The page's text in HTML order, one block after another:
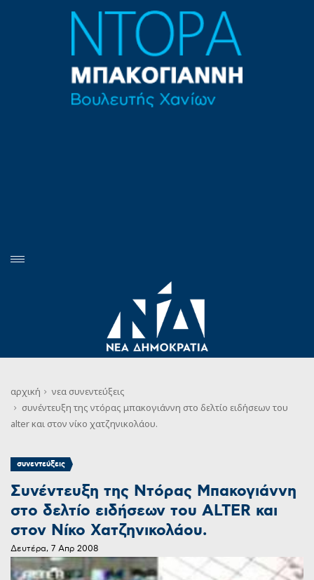
αρχική νεα συνεντεύξεις
συνέντευξη της ντόρας μπακογιάννη στο δελτίο ειδήσεων του
alter και στον νίκο χατζηνικολάου.
συνεντεύξεις
Συνέντευξη της Ντόρας Μπακογιάννη
στο δελτίο ειδήσεων του ALTER και
στον Νίκο Χατζηνικολάου.
Δευτέρα, 7 Απρ 2008